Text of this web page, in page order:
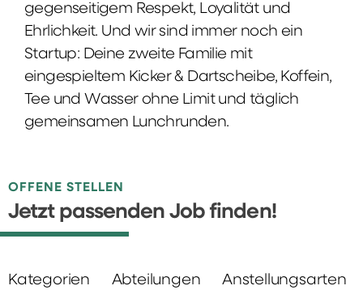
gegenseitigem Respekt, Loyalität und
Ehrlichkeit. Und wir sind immer noch ein
Startup: Deine zweite Familie mit
eingespieltem Kicker & Dartscheibe, Koffein,
Tee und Wasser ohne Limit und täglich
gemeinsamen Lunchrunden.
OFFENE STELLEN
Jetzt passenden Job finden!
Kategorien Abteilungen Anstellungsarten